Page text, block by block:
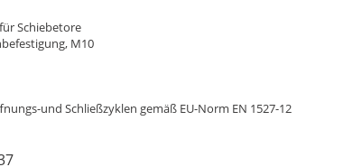
Schiebetore
M10
und Schließzyklen gemäß EU-Norm EN 1527-12